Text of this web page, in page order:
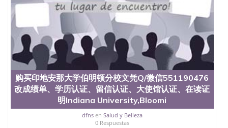
购买印地安那大学伯明顿分校文凭Q/微信551190476
改成绩单、学历认证、留信认证、大使馆认证、在读证
明Indiana University,Bloomi
dfnsen Salud y Belleza
0 Respuestas